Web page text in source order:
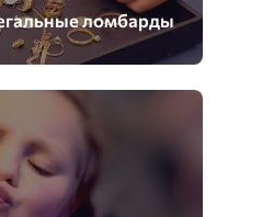
ломбарды